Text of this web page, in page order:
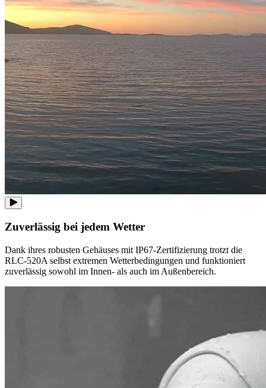
Zuverlässig bei jedem Wetter
Dank ihres robusten Gehäuses mit IP67-Zertifizierung trotzt die
RLC-520A selbst extremen Wetterbedingungen und funktioniert
zuverlässig sowohl im Innen- als auch im Außenbereich.